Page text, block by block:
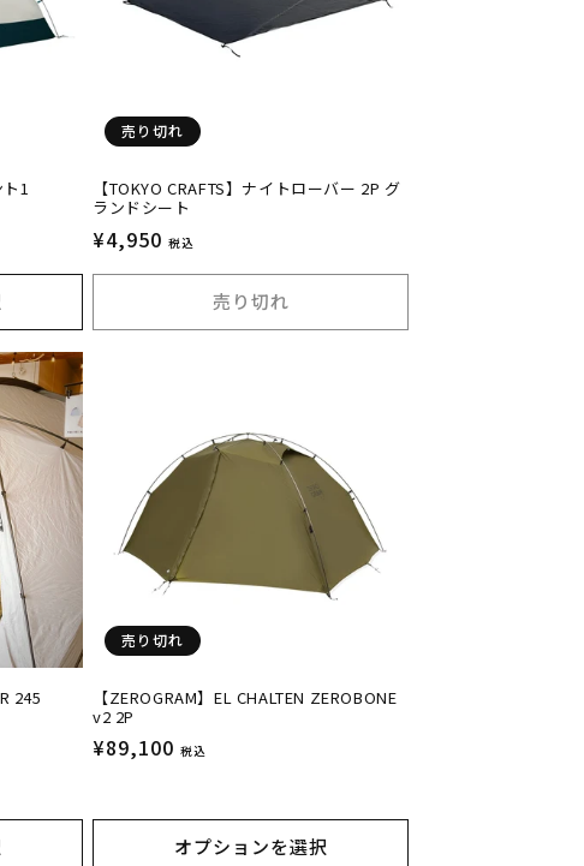
1
売り切れ
【TOKYO CRAFTS】ナイトローバー 2P グ
ランドシート
通
常
格
¥4,950 税込
売り切れ
245
売り切れ
【ZEROGRAM】EL CHALTEN ZEROBONE
v2 2P
通
¥89,100 税込
オプションを選択